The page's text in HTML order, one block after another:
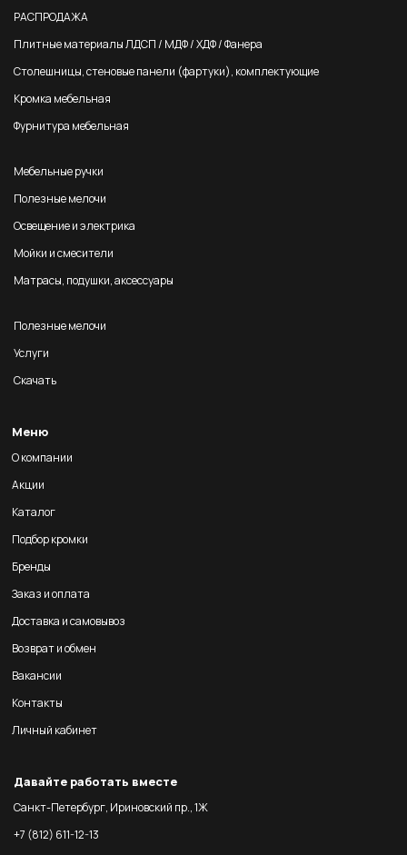
РАСПРОДАЖА
Плитные материалы ЛДСП / МДФ / ХДФ / Фанера
Столешницы, стеновые панели (фартуки), комплектующие
Кромка мебельная
Фурнитура мебельная
Мебельные ручки
Полезные мелочи
Освещение и электрика
Мойки и смесители
Матрасы, подушки, аксессуары
Полезные мелочи
Услуги
Скачать
Меню
О компании
Акции
Каталог
Подбор кромки
Бренды
Заказ и оплата
Доставка и самовывоз
Возврат и обмен
Вакансии
Контакты
Личный кабинет
Давайте работать вместе
Санкт-Петербург, Ириновский пр., 1Ж
+7 (812) 611-12-13